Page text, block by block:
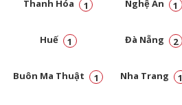
Thanh Hóa 1 Nghệ An 1
Huế 1 Đà Nẵng 2
Buôn Ma Thuật 1 Nha Trang 1